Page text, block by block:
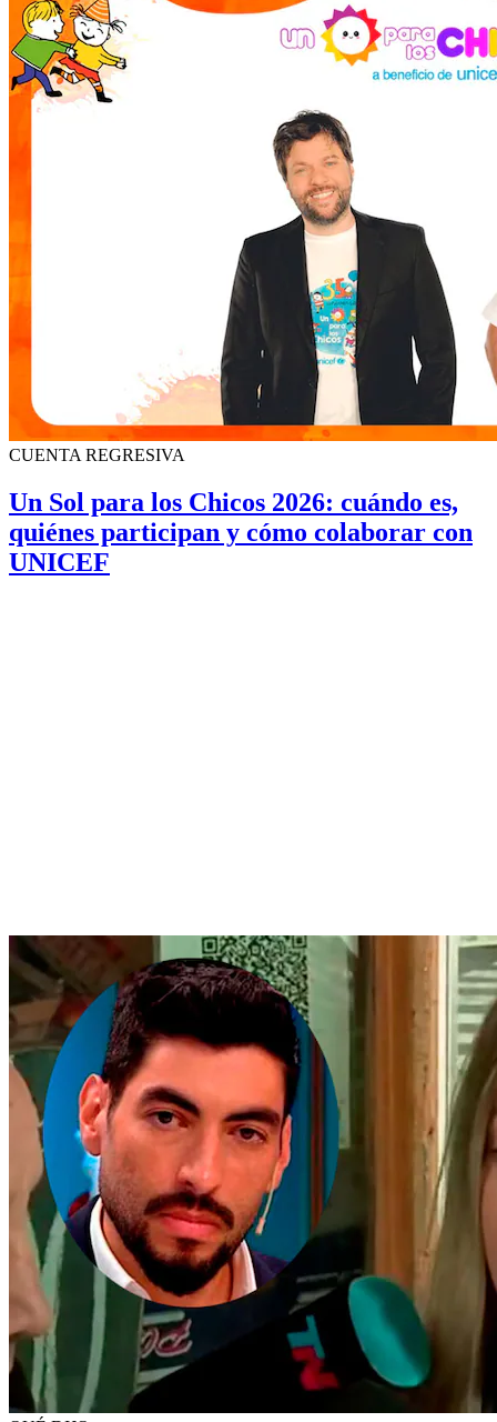
CUENTA REGRESIVA
Un Sol para los Chicos 2026: cuándo es,
quiénes participan y cómo colaborar con
UNICEF